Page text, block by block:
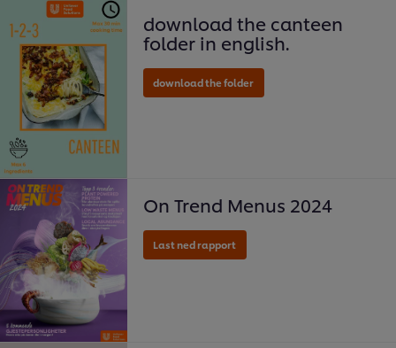
download the canteen
folder in english.
On Trend Menus 2024